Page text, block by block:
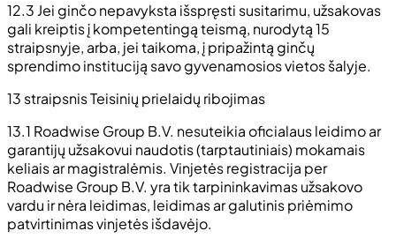
12.3 Jei ginčo nepavyksta išspręsti susitarimu, užsakovas
gali kreiptis į kompetentingą teismą, nurodytą 15
straipsnyje, arba, jei taikoma, į pripažintą ginčų
sprendimo instituciją savo gyvenamosios vietos šalyje.
13 straipsnis Teisinių prielaidų ribojimas
13.1 Roadwise Group B.V. nesuteikia oficialaus leidimo ar
garantijų užsakovui naudotis (tarptautiniais) mokamais
keliais ar magistralėmis. Vinjetės registracija per
Roadwise Group B.V. yra tik tarpininkavimas užsakovo
vardu ir nėra leidimas, leidimas ar galutinis priėmimo
patvirtinimas vinjetės išdavėjo.